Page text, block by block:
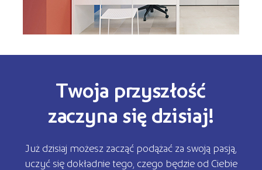
Twoja przyszłość
zaczyna się dzisiaj!
Już dzisiaj możesz zacząć podążać za swoją pasją,
uczyć się dokładnie tego, czego będzie od Ciebie